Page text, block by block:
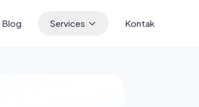
Blog Services Kontak